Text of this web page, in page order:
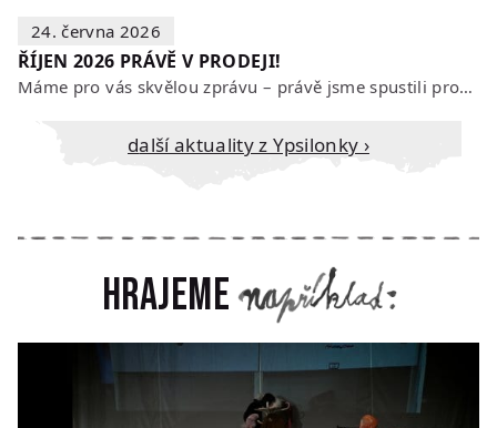
24. června 2026
ŘÍJEN 2026 PRÁVĚ V PRODEJI!
Máme pro vás skvělou zprávu – právě jsme spustili prodej vstupenek na říjen…
Další aktuality z Ypsilonky ›
Hrajeme